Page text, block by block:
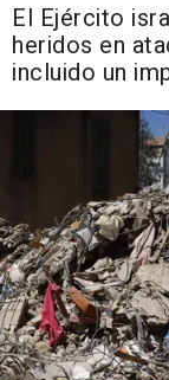
El Ejército
heridos en
incluido un